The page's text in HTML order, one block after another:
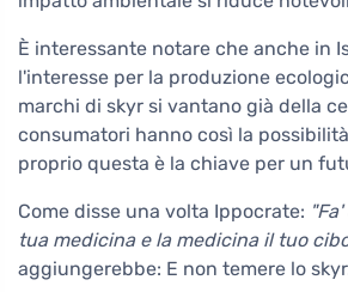
È interessante notare che anche in
l'interesse per la produzione
marchi di skyr si vantano già della
consumatori hanno così la
proprio questa è la chiave per un
Come disse una volta Ippocrate:
tua medicina e la medicina il tuo
aggiungerebbe: E non temere lo